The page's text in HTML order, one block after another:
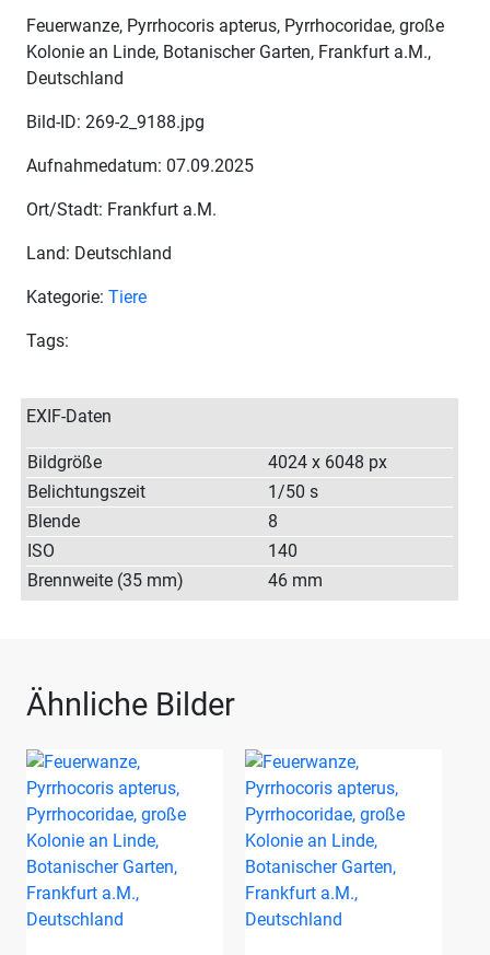
Feuerwanze, Pyrrhocoris apterus, Pyrrhocoridae, große
Kolonie an Linde, Botanischer Garten, Frankfurt a.M.,
Deutschland
Bild-ID: 269-2_9188.jpg
Aufnahmedatum: 07.09.2025
Ort/Stadt: Frankfurt a.M.
Land: Deutschland
Kategorie: Tiere
Tags:
EXIF-Daten
Bildgröße
4024 x 6048 px
Belichtungszeit
1/50 s
Blende
8
ISO
140
Brennweite (35 mm)
46 mm
Ähnliche Bilder